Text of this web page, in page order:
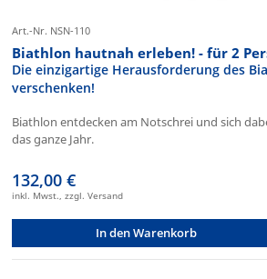
Art.-Nr. NSN-110
Biathlon hautnah erleben! - für 2
Die einzigartige Herausforderung des
verschenken!
Biathlon entdecken am Notschrei und sich
das ganze Jahr.
132,00 €
inkl. Mwst., zzgl. Versand
In den Warenkorb